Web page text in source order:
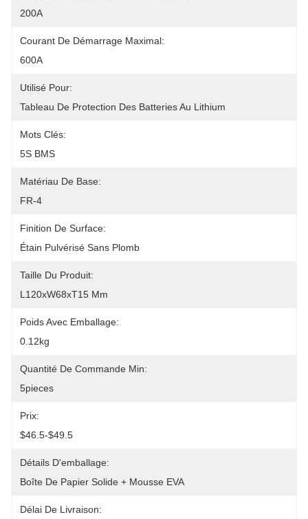
200A
Courant De Démarrage Maximal:
600A
Utilisé Pour:
Tableau De Protection Des Batteries Au Lithium
Mots Clés:
5S BMS
Matériau De Base:
FR-4
Finition De Surface:
Étain Pulvérisé Sans Plomb
Taille Du Produit:
L120xW68xT15 Mm
Poids Avec Emballage:
0.12kg
Quantité De Commande Min:
5pieces
Prix:
$46.5-$49.5
Détails D'emballage:
Boîte De Papier Solide + Mousse EVA
Délai De Livraison: